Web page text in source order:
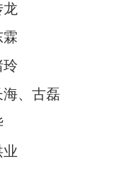
龙
霖
玲
、古磊
业